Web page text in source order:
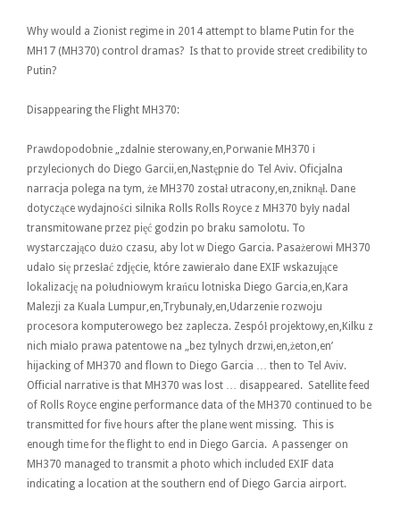
Why would a Zionist regime in 2014 attempt to blame Putin for the
MH17 (MH370) control dramas? Is that to provide street credibility to
Putin?
Disappearing the Flight MH370:
Prawdopodobnie „zdalnie sterowany,en,Porwanie MH370 i
przylecionych do Diego Garcii,en,Następnie do Tel Aviv. Oficjalna
narracja polega na tym, że MH370 został utracony,en,zniknął. Dane
dotyczące wydajności silnika Rolls Rolls Royce z MH370 były nadal
transmitowane przez pięć godzin po braku samolotu. To
wystarczająco dużo czasu, aby lot w Diego Garcia. Pasażerowi MH370
udało się przesłać zdjęcie, które zawierało dane EXIF ​​wskazujące
lokalizację na południowym krańcu lotniska Diego Garcia,en,Kara
Malezji za Kuala Lumpur,en,Trybunały,en,Udarzenie rozwoju
procesora komputerowego bez zaplecza. Zespół projektowy,en,Kilku z
nich miało prawa patentowe na „bez tylnych drzwi,en,żeton,en’
hijacking of MH370 and flown to Diego Garcia … then to Tel Aviv.
Official narrative is that MH370 was lost … disappeared. Satellite feed
of Rolls Royce engine performance data of the MH370 continued to be
transmitted for five hours after the plane went missing. This is
enough time for the flight to end in Diego Garcia. A passenger on
MH370 managed to transmit a photo which included EXIF data
indicating a location at the southern end of Diego Garcia airport.